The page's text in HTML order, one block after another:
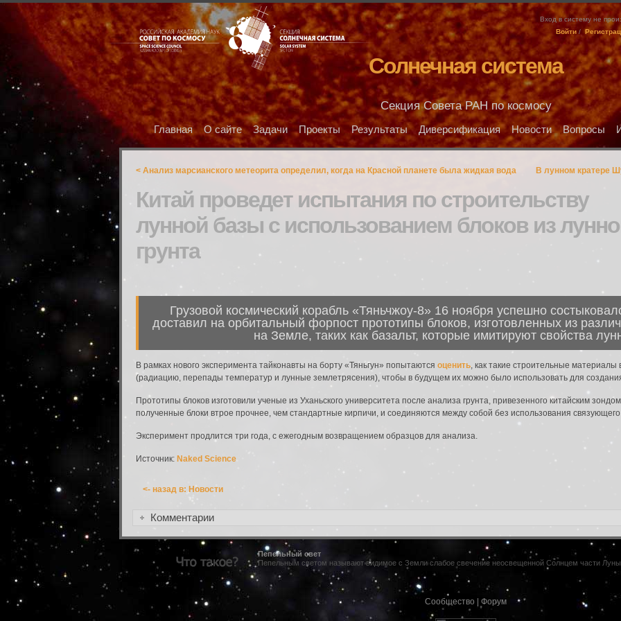
Вход в систему не
Войти /
Солнечная система
Секция Совета РАН по космосу
Главная О сайте Задачи Проекты Результаты Диверсификация Новости Вопросы
В лунном кратере
< Анализ марсианского метеорита определил, когда на Красной планете была жидкая вода
Китай проведет испытания по строительству
лунной базы с использованием блоков из
грунта
Грузовой космический корабль «Тяньчжоу-8» 16 ноября успешно
доставил на орбитальный форпост прототипы блоков, изготовленных из
на Земле, таких как базальт, которые имитируют свойства
В рамках нового эксперимента тайконавты на борту «Тяньгун» попытаются оценить, как такие строительные
(радиацию, перепады температур и лунные землетрясения), чтобы в будущем их можно было использовать для
Прототипы блоков изготовили ученые из Уханьского университета после анализа грунта, привезенного китайским
полученные блоки втрое прочнее, чем стандартные кирпичи, и соединяются между собой без использования
Эксперимент продлится три года, с ежегодным возвращением образцов для анализа.
Источник: Naked Science
<- назад в: Новости
Комментарии
Вход в систему
Введите имя пользователя и пароль для входа в систему:
Имя пользователя:
Пароль:
Запомнить меня:
Забыли пароль?
Пепельный свет
Пепельным светом называют видимое с Земли слабое свечение неосвещенной Солнцем части Луны.
Сообщество Форум